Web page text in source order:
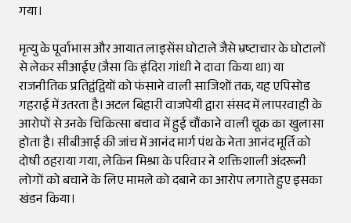
गया।
मृत्यु के पूर्वाभास और आयात लाइसेंस घोटाले जैसे भ्रष्टाचार के घोटालों
से लेकर सीआईए (जैसा कि इंदिरा गांधी ने दावा किया था) या
राजनीतिक प्रतिद्वंद्वियों को फंसाने वाली साजिशों तक, यह एपिसोड
गहराई में उतरता है। अटल बिहारी वाजपेयी द्वारा संसद में लापरवाही के
आरोपों से उनके चिकित्सा बचाव में हुई चौंकाने वाली चूक का खुलासा
होता है। सीबीआई की जांच में आनंद मार्ग पंथ के नेता आनंद मूर्ति को
दोषी ठहराया गया, लेकिन मिश्रा के परिवार ने शक्तिशाली अंदरूनी
लोगों को बचाने के लिए मामले को दबाने का आरोप लगाते हुए इसका
खंडन किया।